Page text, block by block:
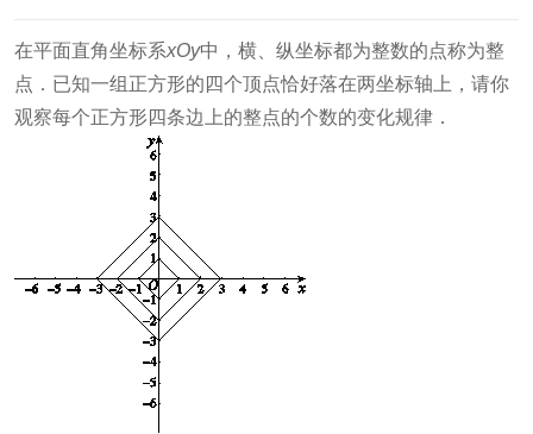
在平面直角坐标系xOy中，横、纵坐标都为整数的点称为整
点．已知一组正方形的四个顶点恰好落在两坐标轴上，请你
观察每个正方形四条边上的整点的个数的变化规律．